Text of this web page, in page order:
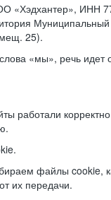
«Хэдхантер», ИНН
Муниципальный
25).
«мы», речь
работали
файлы cookie,
их передачи.